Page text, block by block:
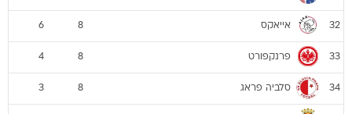
32 אייאקס 8
6
33 פרנקפורט 8
4
34 סלביה פראג 8
3